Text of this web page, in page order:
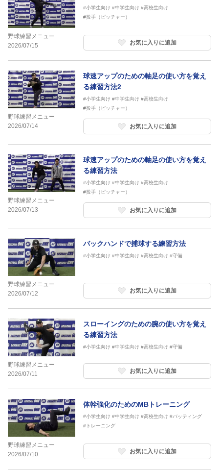
野球練習メニュー
2026/07/15
#小学生向け #中学生向け #高校生向け
#投手（ピッチャー）
お気に入りに追加
野球練習メニュー
2026/07/14
球速アップのための軸足の使い方を覚え
る練習方法2
#小学生向け #中学生向け #高校生向け
#投手（ピッチャー）
お気に入りに追加
野球練習メニュー
2026/07/13
球速アップのための軸足の使い方を覚え
る練習方法
#小学生向け #中学生向け #高校生向け
#投手（ピッチャー）
お気に入りに追加
野球練習メニュー
2026/07/12
バックハンドで捕球する練習方法
#小学生向け #中学生向け #高校生向け #守備
お気に入りに追加
野球練習メニュー
2026/07/11
スローイングのための腕の使い方を覚え
る練習方法
#小学生向け #中学生向け #高校生向け #守備
お気に入りに追加
野球練習メニュー
2026/07/10
体幹強化のためのMBトレーニング
#小学生向け #中学生向け #高校生向け #バッティング
#トレーニング
お気に入りに追加